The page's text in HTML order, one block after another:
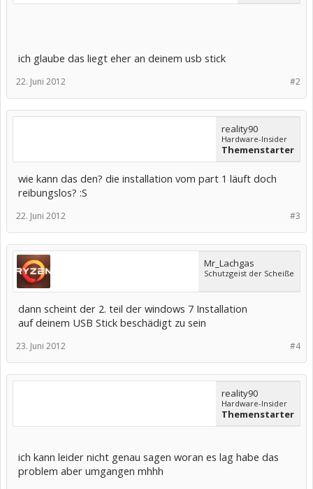
ich glaube das liegt eher an deinem usb stick
#2
22. Juni 2012
reality90
Hardware-Insider
Themenstarter
wie kann das den? die installation vom part 1 läuft doch
reibungslos? :S
#3
22. Juni 2012
Mr_Lachgas
Schutzgeist der Scheiße
dann scheint der 2. teil der windows 7 Installation
auf deinem USB Stick beschädigt zu sein
#4
23. Juni 2012
reality90
Hardware-Insider
Themenstarter
ich kann leider nicht genau sagen woran es lag habe das
problem aber umgangen mhhh